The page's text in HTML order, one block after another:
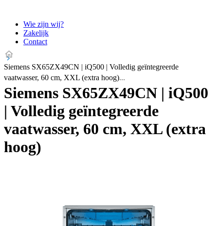
Wie zijn wij?
Zakelijk
Contact
Siemens SX65ZX49CN | iQ500 | Volledig geïntegreerde
vaatwasser, 60 cm, XXL (extra hoog)
Siemens SX65ZX49CN | iQ500
| Volledig geïntegreerde
vaatwasser, 60 cm, XXL (extra
hoog)